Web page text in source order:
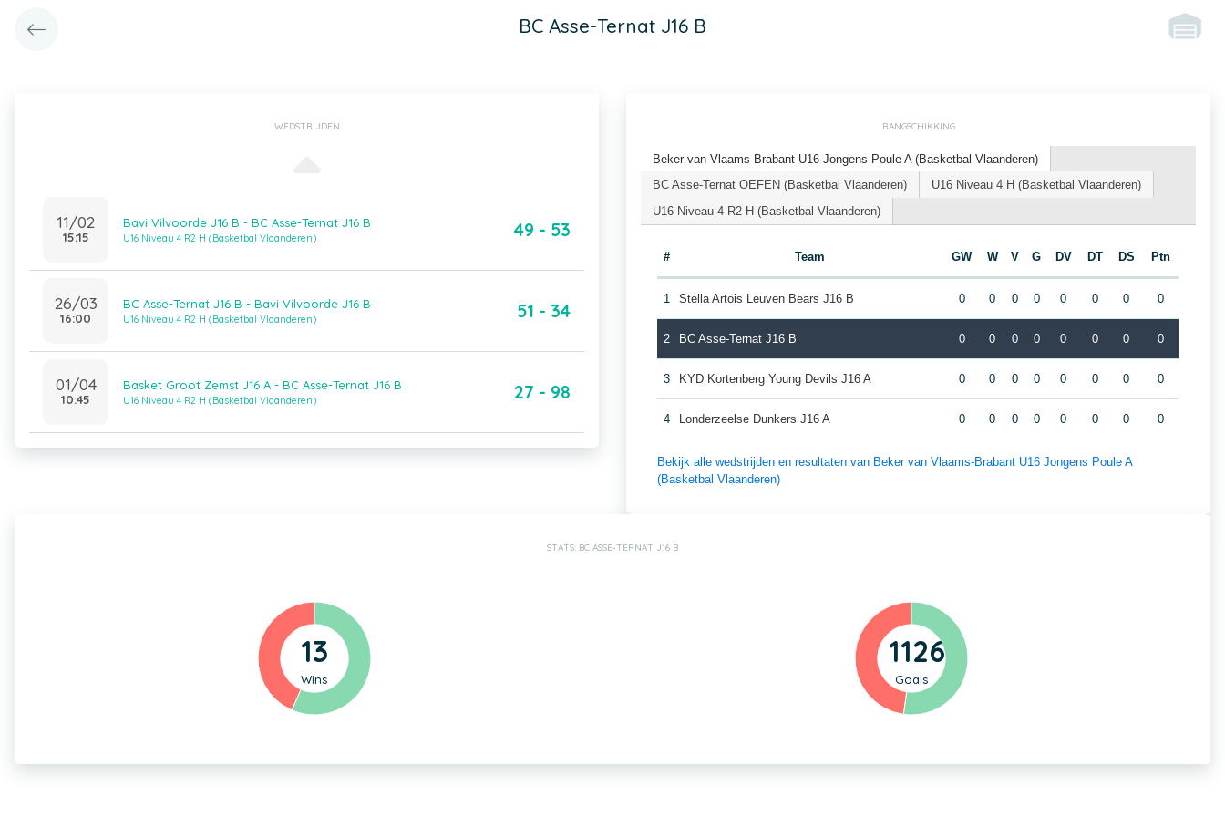
BC Asse-Ternat J16 B
WEDSTRIJDEN
11/02
15:15
Bavi Vilvoorde J16 B - BC Asse-Ternat J16 B
U16 Niveau 4 R2 H (Basketbal Vlaanderen) 49 - 53
26/03
16:00
BC Asse-Ternat J16 B - Bavi Vilvoorde J16 B
U16 Niveau 4 R2 H (Basketbal Vlaanderen) 51 - 34
01/04
10:45
Basket Groot Zemst J16 A - BC Asse-Ternat J16 B
U16 Niveau 4 R2 H (Basketbal Vlaanderen) 27 - 98
RANGSCHIKKING
Beker van Vlaams-Brabant U16 Jongens Poule A (Basketbal Vlaanderen)
BC Asse-Ternat OEFEN (Basketbal Vlaanderen)
U16 Niveau 4 H (Basketbal Vlaanderen)
U16 Niveau 4 R2 H (Basketbal Vlaanderen)
# Team GW W V G DV DT DS Ptn
1 Stella Artois Leuven Bears J16 B 0 0 0 0 0 0 0 0
2 BC Asse-Ternat J16 B 0 0 0 0 0 0 0 0
3 KYD Kortenberg Young Devils J16 A 0 0 0 0 0 0 0 0
4 Londerzeelse Dunkers J16 A 0 0 0 0 0 0 0 0
Bekijk alle wedstrijden en resultaten van Beker van Vlaams-Brabant U16 Jongens Poule A
(Basketbal Vlaanderen)
STATS: BC ASSE-TERNAT J16 B
13
Wins
1126
Goals